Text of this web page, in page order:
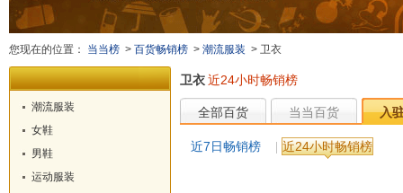
您现在的位置： 当当榜 > 百货畅销榜 > 潮流服装 > 卫衣
潮流服装
女鞋
男鞋
运动服装
卫衣近24小时畅销榜
全部百货 当当百货 入
近7日畅销榜 近24小时畅销榜
盲
模